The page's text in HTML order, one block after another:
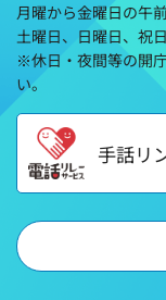
月曜から金曜日の午
土曜日、日曜日、祝
※休日・夜間等の開
い。
手話リ